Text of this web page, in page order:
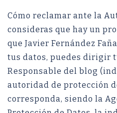
Cómo reclamar ante la
consideras que hay un
que Javier Fernández
tus datos, puedes dirigir
Responsable del blog
autoridad de protección
corresponda, siendo la